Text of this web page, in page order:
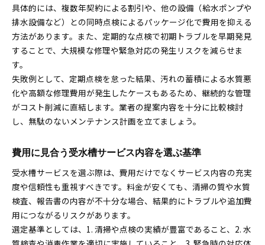
具体的には、複数年契約による割引や、他の設備（給水ポンプや
排水設備など）との同時点検によるパッケージ化で費用を抑える
方法があります。また、定期的な点検で初期トラブルを早期発見
することで、大規模な修理や緊急対応の発生リスクを減らせま
す。
失敗例として、定期点検を怠った結果、汚れの蓄積による水質悪
化や高額な修理費用が発生したケースもあるため、継続的な管理
がコスト削減に直結します。業者の提案内容を十分に比較検討
し、無駄のないメンテナンス計画を立てましょう。
費用に見合う受水槽サービス内容を選ぶ基準
受水槽サービスを選ぶ際は、費用だけでなくサービス内容の充実
度や信頼性も重視すべきです。料金が安くても、清掃の質や水質
検査、報告書の内容が不十分な場合、結果的にトラブルや追加費
用につながるリスクがあります。
選定基準としては、1. 清掃や点検の実績が豊富であること、2. 水